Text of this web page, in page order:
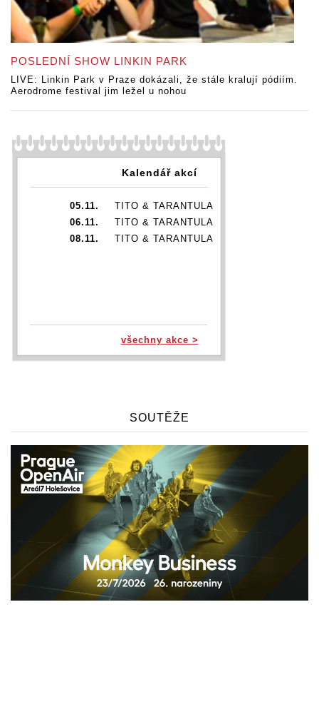
POSLEDNÍ SHOW LINKIN PARK
LIVE: Linkin Park v Praze dokázali, že stále kralují pódiím.
Aerodrome festival jim ležel u nohou
Kalendář akcí
05.11.
TITO & TARANTULA
06.11.
TITO & TARANTULA
08.11.
TITO & TARANTULA
všechny akce >
SOUTĚŽE